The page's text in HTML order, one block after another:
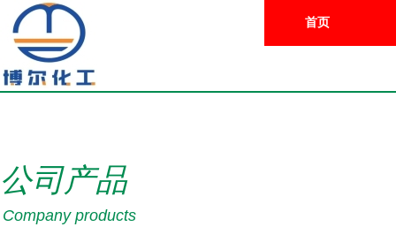
首页
公司产品
Company products